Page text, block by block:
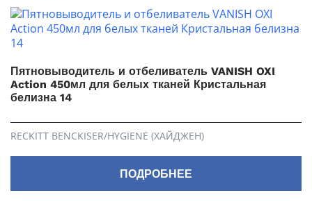
Пятновыводитель и отбеливатель VANISH OXI
Action 450мл для белых тканей Кристальная
белизна 14
RECKITT BENCKISER/HYGIENE (ХАЙДЖЕН)
ПОДРОБНЕЕ